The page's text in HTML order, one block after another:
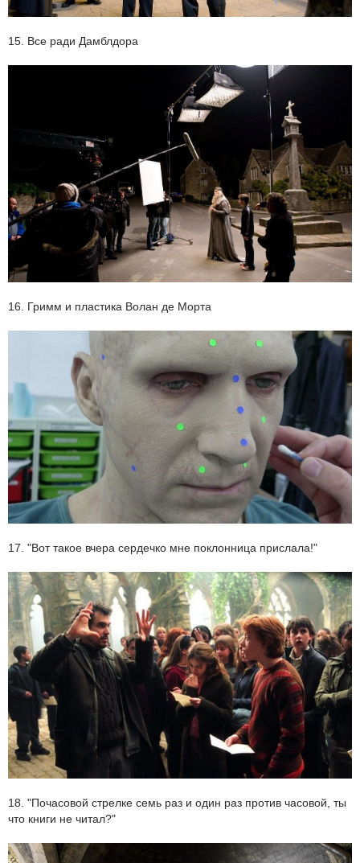
15. Все ради Дамблдора
16. Гримм и пластика Волан де Морта
17. "Вот такое вчера сердечко мне поклонница прислала!"
18. "Почасовой стрелке семь раз и один раз против часовой, ты
что книги не читал?"